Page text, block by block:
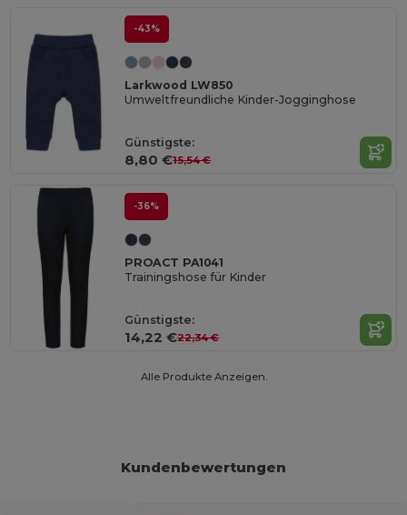
-43%
Larkwood LW850
Umweltfreundliche Kinder-Jogginghose
Günstigste:
8,80 €15,54 €
-36%
PROACT PA1041
Trainingshose für Kinder
Günstigste:
14,22 €22,34 €
Alle Produkte Anzeigen.
Kundenbewertungen